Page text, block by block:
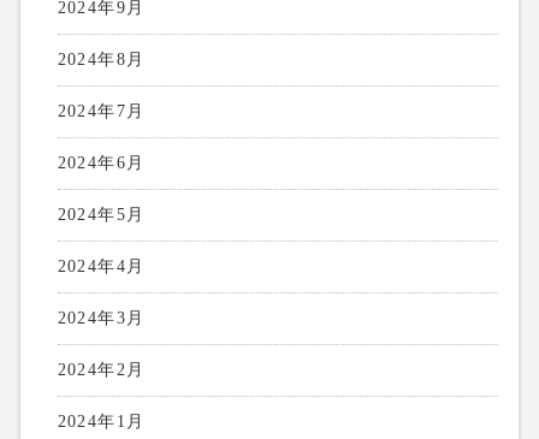
2024年9月
2024年8月
2024年7月
2024年6月
2024年5月
2024年4月
2024年3月
2024年2月
2024年1月